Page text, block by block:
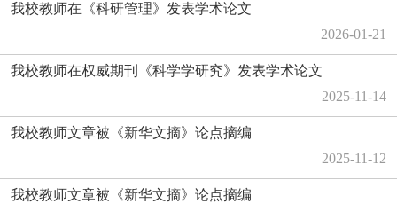
我校教师在《科研管理》发表学术论文
2026-01-21
我校教师在权威期刊《科学学研究》发表学术论文
2025-11-14
我校教师文章被《新华文摘》论点摘编
2025-11-12
我校教师文章被《新华文摘》论点摘编